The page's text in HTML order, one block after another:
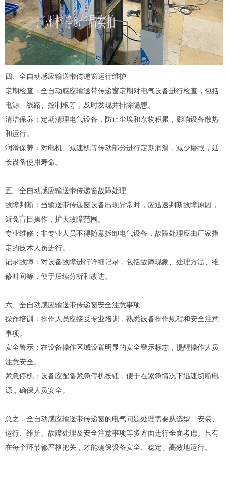
四、全自动感应输送带传递窗运行维护
定期检查：全自动感应输送带传递窗定期对电气设备进行检查，包括
电源、线路、控制板等，及时发现并排除隐患。
清洁保养：定期清理电气设备，防止尘埃和杂物积累，影响设备散热
和运行。
润滑保养：对电机、减速机等传动部分进行定期润滑，减少磨损，延
长设备使用寿命。
五、全自动感应输送带传递窗故障处理
故障判断：当输送带传递窗设备出现异常时，应迅速判断故障原因，
避免盲目操作，扩大故障范围。
专业维修：非专业人员不得随意拆卸电气设备，故障处理应由厂家指
定的技术人员进行。
记录故障：对设备故障进行详细记录，包括故障现象、处理方法、维
修时间等，便于后续分析和改进。
六、全自动感应输送带传递窗安全注意事项
操作培训：操作人员应接受专业培训，熟悉设备操作规程和安全注意
事项。
安全警示：在设备操作区域设置明显的安全警示标志，提醒操作人员
注意安全。
紧急停机：设备应配备紧急停机按钮，便于在紧急情况下迅速切断电
源，确保人员安全。
总之，全自动感应输送带传递窗的电气问题处理需要从选型、安装、
运行、维护、故障处理及安全注意事项等多方面进行全面考虑。只有
在每个环节都严格把关，才能确保设备安全、稳定、高效地运行。